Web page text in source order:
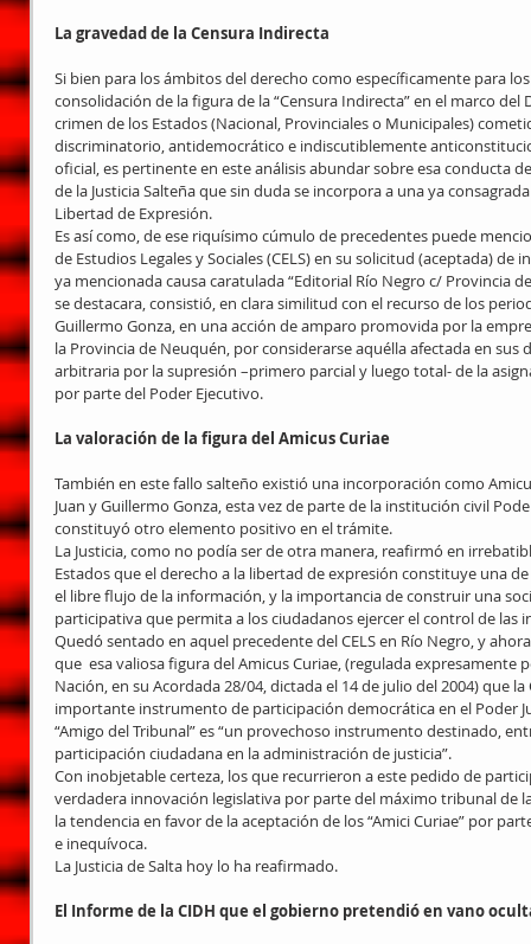
La gravedad de la Censura Indirecta
Si bien para los ámbitos del derecho como específicamente para
consolidación de la figura de la “Censura Indirecta” en el marco
crimen de los Estados (Nacional, Provinciales o Municipales)
discriminatorio, antidemocrático e indiscutiblemente
oficial, es pertinente en este análisis abundar sobre esa conducta
de la Justicia Salteña que sin duda se incorpora a una ya
Libertad de Expresión.
Es así como, de ese riquísimo cúmulo de precedentes puede
de Estudios Legales y Sociales (CELS) en su solicitud (aceptada)
ya mencionada causa caratulada “Editorial Río Negro c/ Provincia
se destacara, consistió, en clara similitud con el recurso de los
Guillermo Gonza, en una acción de amparo promovida por la
la Provincia de Neuquén, por considerarse aquélla afectada en
arbitraria por la supresión –primero parcial y luego total- de la
por parte del Poder Ejecutivo.
La valoración de la figura del Amicus Curiae
También en este fallo salteño existió una incorporación como
Juan y Guillermo Gonza, esta vez de parte de la institución civil
constituyó otro elemento positivo en el trámite.
La Justicia, como no podía ser de otra manera, reafirmó en
Estados que el derecho a la libertad de expresión constituye una
el libre flujo de la información, y la importancia de construir una
participativa que permita a los ciudadanos ejercer el control de las
Quedó sentado en aquel precedente del CELS en Río Negro, y
que  esa valiosa figura del Amicus Curiae, (regulada expresamente
Nación, en su Acordada 28/04, dictada el 14 de julio del 2004) que
importante instrumento de participación democrática en el Poder
“Amigo del Tribunal” es “un provechoso instrumento destinado,
participación ciudadana en la administración de justicia”.
Con inobjetable certeza, los que recurrieron a este pedido de
verdadera innovación legislativa por parte del máximo tribunal de
la tendencia en favor de la aceptación de los “Amici Curiae” por
e inequívoca.
La Justicia de Salta hoy lo ha reafirmado.
El Informe de la CIDH que el gobierno pretendió en vano